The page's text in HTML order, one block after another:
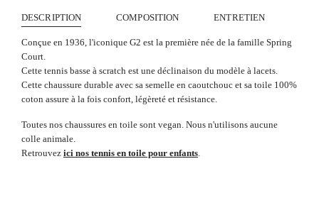
DESCRIPTION COMPOSITION ENTRETIEN
Conçue en 1936, l'iconique G2 est la première née de la famille Spring
Court.
Cette tennis basse à scratch est une déclinaison du modèle à lacets.
Cette chaussure durable avec sa semelle en caoutchouc et sa toile 100%
coton assure à la fois confort, légèreté et résistance.
Toutes nos chaussures en toile sont vegan. Nous n'utilisons aucune
colle animale.
Retrouvez ici nos tennis en toile pour enfants